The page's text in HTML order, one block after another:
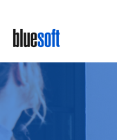
main
content